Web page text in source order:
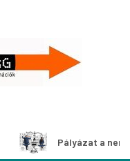
Pályázat a nemek